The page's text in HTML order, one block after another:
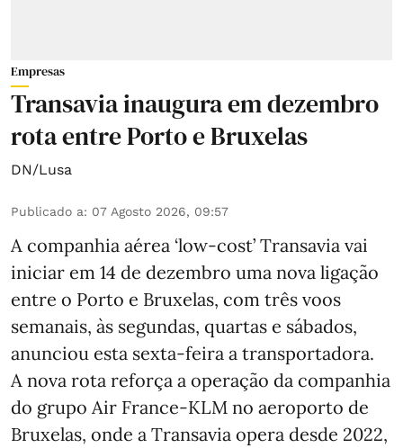
Empresas
Transavia inaugura em dezembro
rota entre Porto e Bruxelas
DN/Lusa
Publicado a: 07 Agosto 2026, 09:57
A companhia aérea ‘low-cost’ Transavia vai
iniciar em 14 de dezembro uma nova ligação
entre o Porto e Bruxelas, com três voos
semanais, às segundas, quartas e sábados,
anunciou esta sexta-feira a transportadora.
A nova rota reforça a operação da companhia
do grupo Air France-KLM no aeroporto de
Bruxelas, onde a Transavia opera desde 2022,